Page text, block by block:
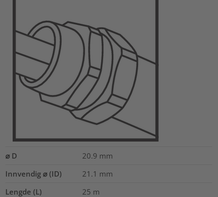
⌀ D 20.9 mm
Innvendig ⌀ (ID)
21.1 mm
Lengde (L)
25 m